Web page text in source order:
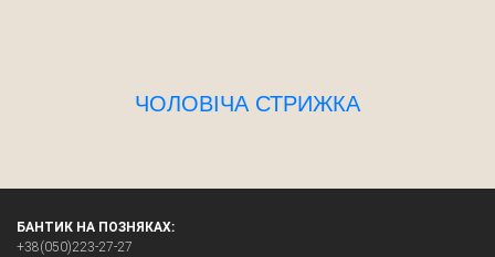
ЧОЛОВІЧА СТРИЖКА
БАНТИК НА ПОЗНЯКАХ:
+38(050)223-27-27